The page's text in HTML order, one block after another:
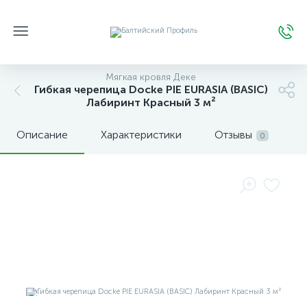
Мягкая кровля Деке
Гибкая черепица Docke PIE EURASIA (BASIC)
Лабиринт Красный 3 м²
Описание Характеристики Отзывы 0